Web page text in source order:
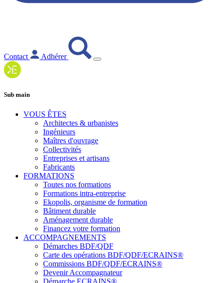
Contact Adhérer
Sub main
VOUS ÊTES
Architectes & urbanistes
Ingénieurs
Maîtres d'ouvrage
Collectivités
Entreprises et artisans
Fabricants
FORMATIONS
Toutes nos formations
Formations intra-entreprise
Ekopolis, organisme de formation
Bâtiment durable
Aménagement durable
Financez votre formation
ACCOMPAGNEMENTS
Démarches BDF/QDF
Carte des opérations BDF/QDF/ECRAINS®
Commissions BDF/QDF/ECRAINS®
Devenir Accompagnateur
Démarche ECRAINS®